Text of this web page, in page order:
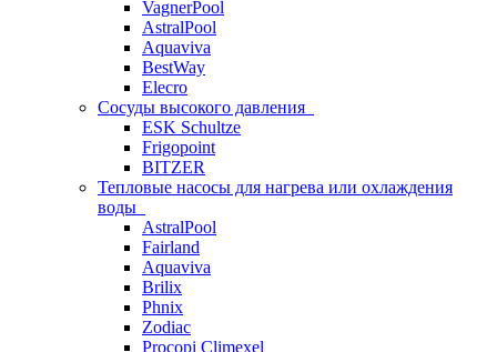
VagnerPool
AstralPool
Aquaviva
BestWay
Elecro
Сосуды высокого давления
ESK Schultze
Frigopoint
BITZER
Тепловые насосы для нагрева или охлаждения
воды
AstralPool
Fairland
Aquaviva
Brilix
Phnix
Zodiac
Procopi Climexel